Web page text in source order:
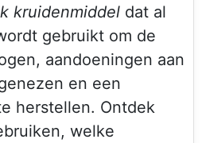
kruidenmiddel dat al
gebruikt om de
aandoeningen aan
en een
herstellen. Ontdek
welke